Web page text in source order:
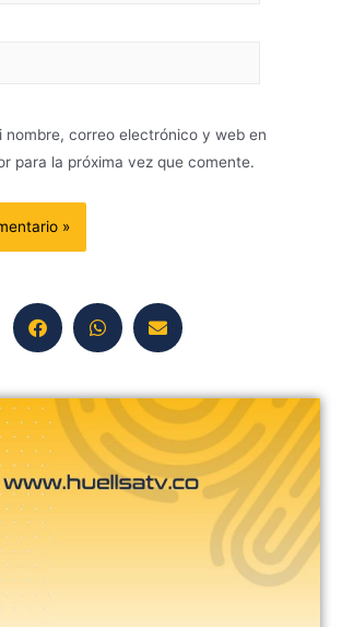
nombre, correo electrónico y web en
para la próxima vez que comente.